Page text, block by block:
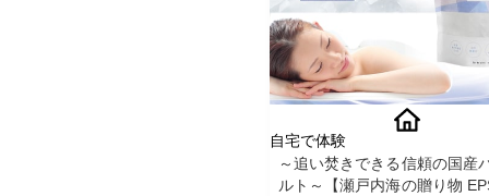
自宅で体験
～追い焚きできる信頼の国産
ルト～【瀬戸内海の贈り物